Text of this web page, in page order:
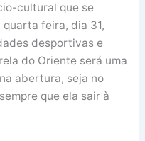
cultural que se
feira, dia 31,
desportivas e
do Oriente será uma
abertura, seja no
que ela sair à